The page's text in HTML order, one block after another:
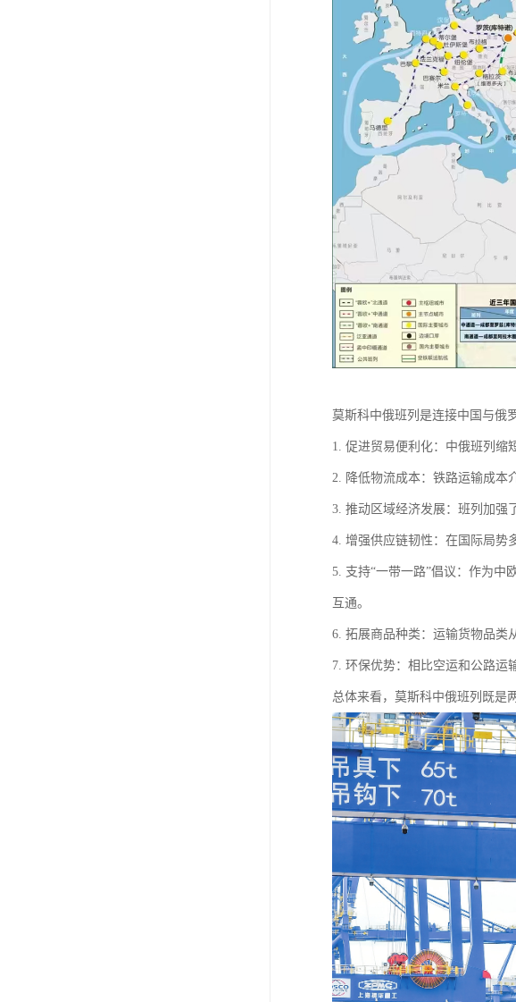
莫斯科中俄班列是连接中国与俄
1. 促进贸易便利化：中俄班列缩
2. 降低物流成本：铁路运输成本
3. 推动区域经济发展：班列加强
4. 增强供应链韧性：在国际局势
5. 支持“一带一路”倡议：作为中
互通。
6. 拓展商品种类：运输货物品类
7. 环保优势：相比空运和公路运
总体来看，莫斯科中俄班列既是